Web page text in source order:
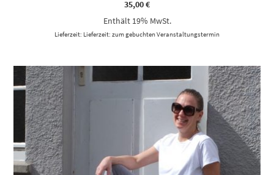
35,00€
Enthält 19% MwSt.
Lieferzeit: Lieferzeit: zum gebuchten Veranstaltungstermin